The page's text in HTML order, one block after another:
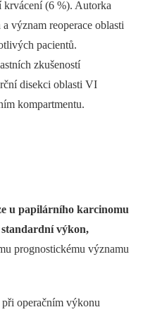
krvácení (6 %). Autorka
význam reoperace oblasti
pacientů.
zkušeností
disekci oblasti VI
kompartmentu.
u papilárního karcinomu
výkon,
prognostickému významu
operačním výkonu